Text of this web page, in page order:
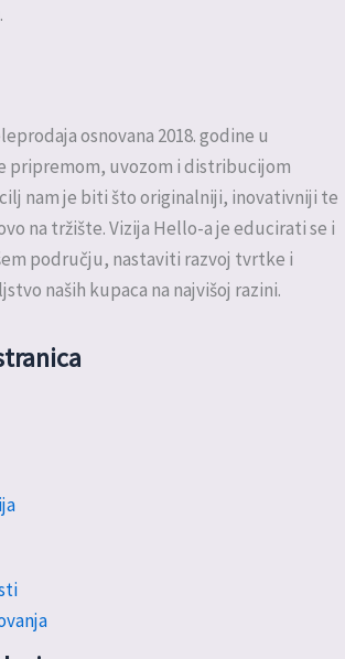
osnovana 2018. godine u
pripremom, uvozom i distribucijom
nam je biti što originalniji, inovativniji te
na tržište. Vizija Hello-a je educirati se i
području, nastaviti razvoj tvrtke i
naših kupaca na najvišoj razini.